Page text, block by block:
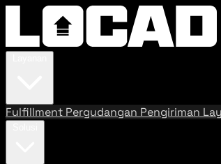
Fulfillment Pergudangan Pengiriman